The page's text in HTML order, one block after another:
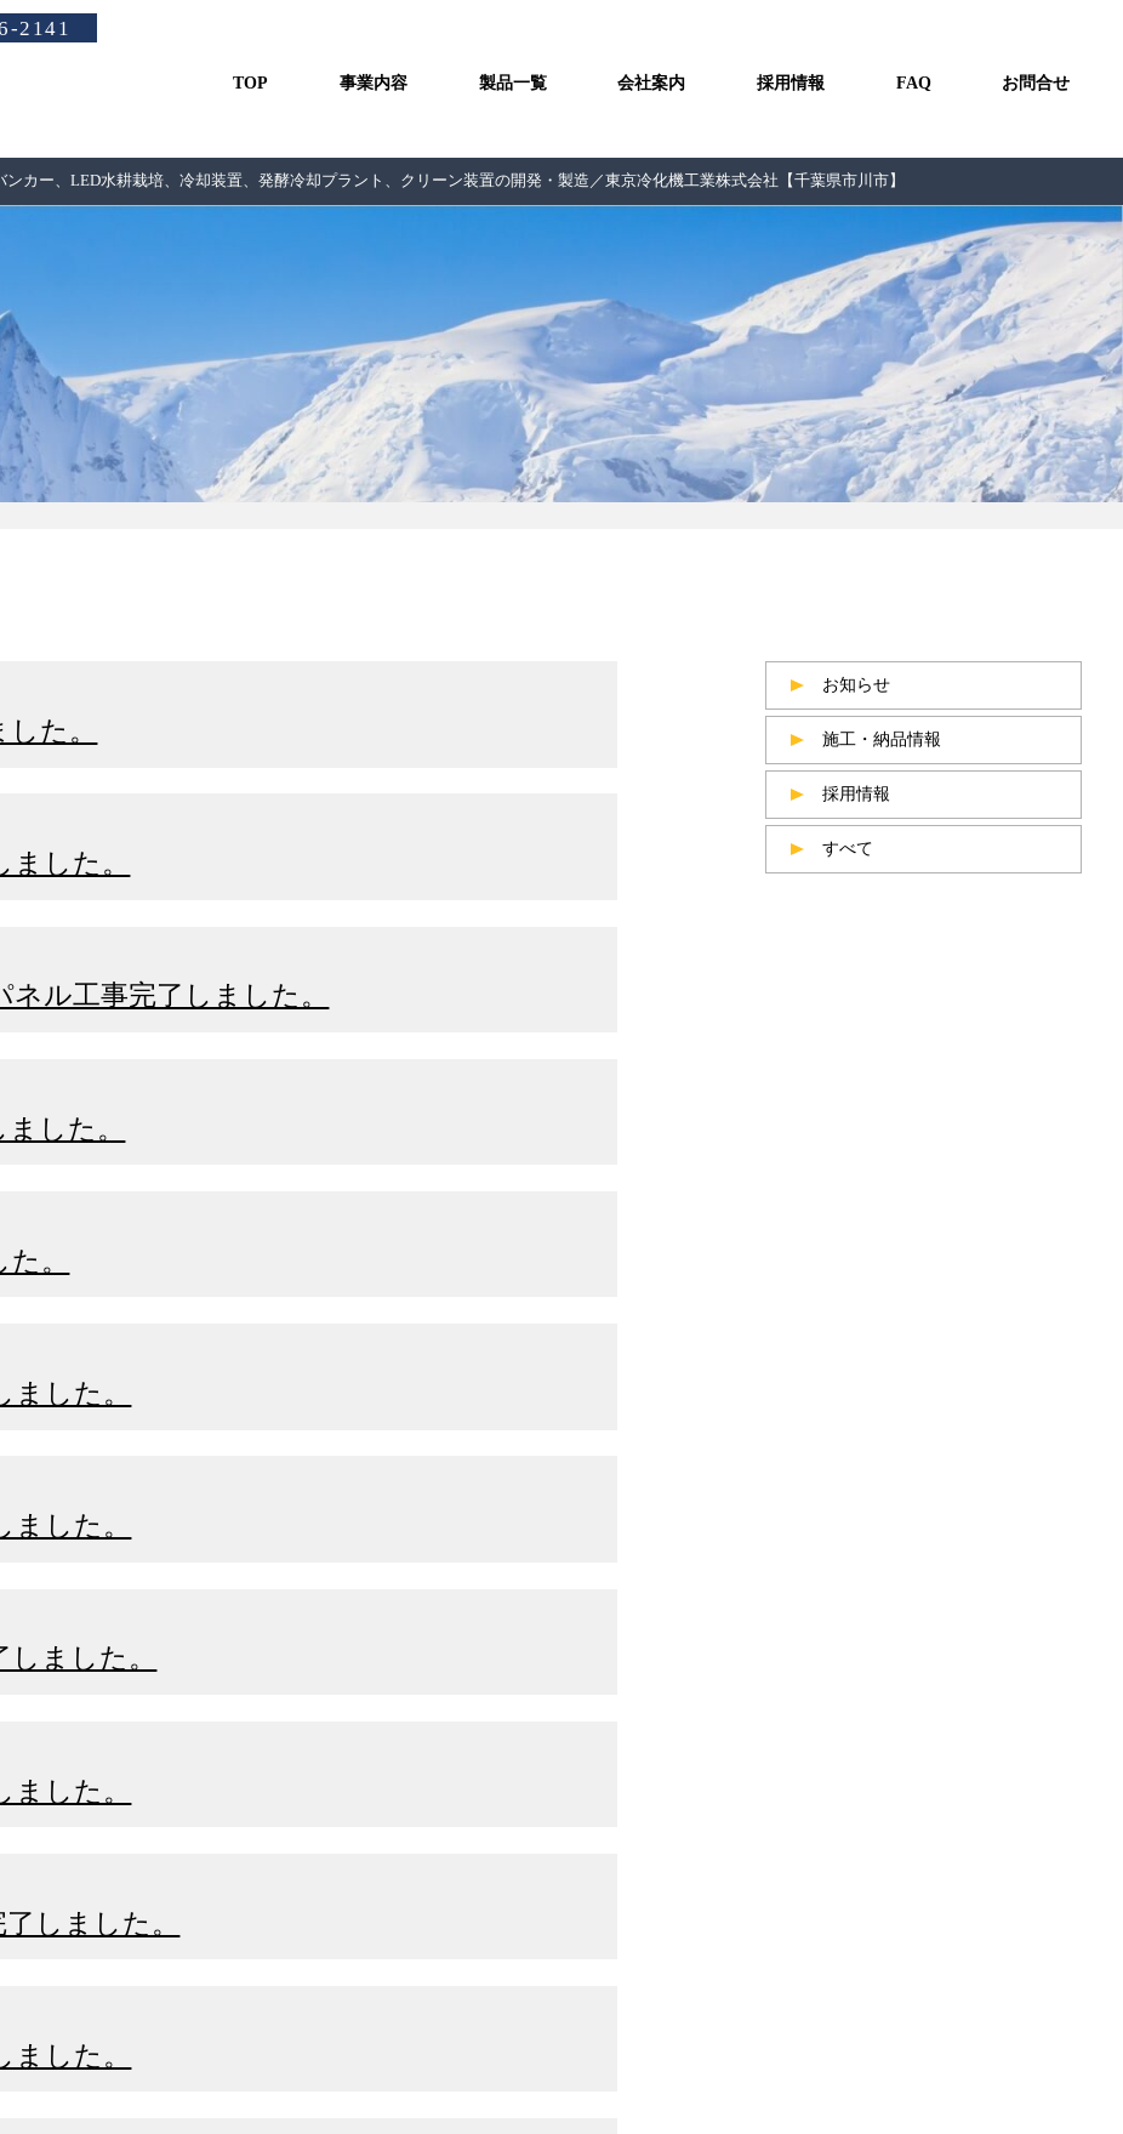
2141
TOP 事業内容 製品一覧 会社案内 採用情報 FAQ お問合せ
カー、LED水耕栽培、冷却装置、発酵冷却プラント、クリーン装置の開発・製造／東京冷化機工業株式会社【千葉県市川市】
た。
した。
ル工事完了しました。
した。
。
した。
した。
ました。
した。
しました。
した。
お知らせ
施工・納品情報
採用情報
すべて